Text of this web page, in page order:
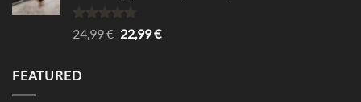
Bewertet
mit
24,99€ Ursprünglicher
22,99€Aktueller
FEATURED